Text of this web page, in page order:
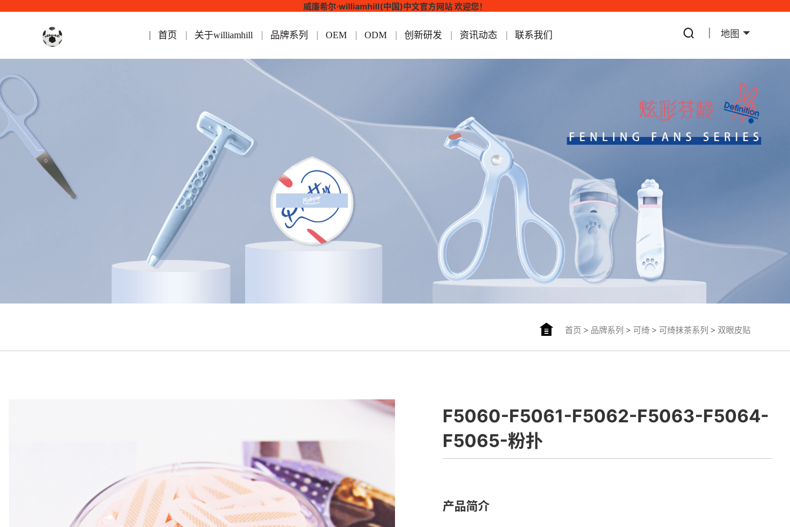
威廉希尔·williamhill(中国)中文官方网站 欢迎您！
首页 关于williamhill 品牌系列 OEM ODM 创新研发 资讯动态 联系我们 地图
首页 > 品牌系列 > 可绮> 可绮抹茶系列 > 双眼皮贴
F5060-F5061-F5062-F5063-F5064-
F5065-粉扑
产品简介